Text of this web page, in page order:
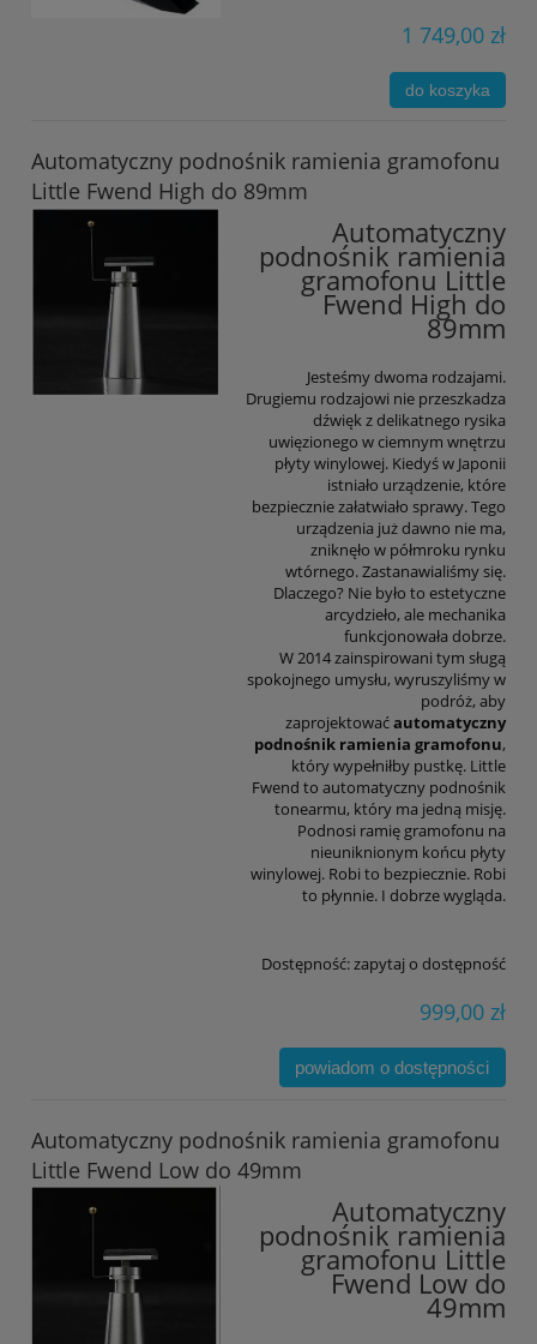
1 749,00 zł
do koszyka
Automatyczny podnośnik ramienia gramofonu
Little Fwend High do 89mm
Automatyczny
podnośnik ramienia
gramofonu Little
Fwend High do
89mm
Jesteśmy dwoma rodzajami.
Drugiemu rodzajowi nie przeszkadza
dźwięk z delikatnego rysika
uwięzionego w ciemnym wnętrzu
płyty winylowej. Kiedyś w Japonii
istniało urządzenie, które
bezpiecznie załatwiało sprawy. Tego
urządzenia już dawno nie ma,
zniknęło w półmroku rynku
wtórnego. Zastanawialiśmy się.
Dlaczego? Nie było to estetyczne
arcydzieło, ale mechanika
funkcjonowała dobrze.
W 2014 zainspirowani tym sługą
spokojnego umysłu, wyruszyliśmy w
podróż, aby
zaprojektowaćautomatyczny
podnośnik ramienia gramofonu,
który wypełniłby pustkę. Little
Fwend to automatyczny podnośnik
tonearmu, który ma jedną misję.
Podnosi ramię gramofonu na
nieuniknionym końcu płyty
winylowej. Robi to bezpiecznie. Robi
to płynnie. I dobrze wygląda.
Dostępność:zapytaj o dostępność
999,00 zł
powiadom o dostępności
Automatyczny podnośnik ramienia gramofonu
Little Fwend Low do 49mm
Automatyczny
podnośnik ramienia
gramofonu Little
Fwend Low do
49mm